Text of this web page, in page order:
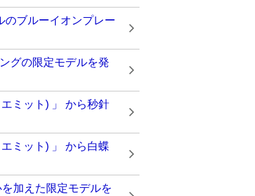
のブルーイオンプレー
グの限定モデルを発
ミット) 」 から秒針
ミット) 」 から白蝶
加えた限定モデルを